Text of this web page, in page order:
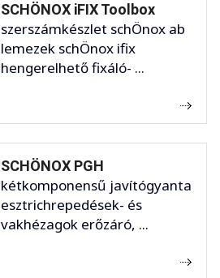
SCHÖNOX iFIX Toolbox
szerszámkészlet schÖnox ab
lemezek schÖnox ifix
hengerelhető fixáló- ...
SCHÖNOX PGH
kétkomponensű javítógyanta
esztrichrepedések- és
vakhézagok erőzáró, ...